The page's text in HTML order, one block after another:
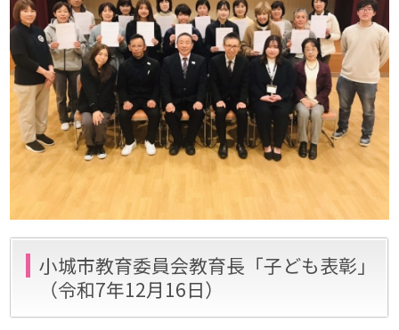
小城市教育委員会教育長「子ども表彰」
（令和7年12月16日）